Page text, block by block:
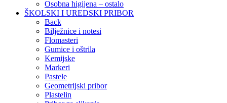
Osobna higijena – ostalo
ŠKOLSKI I UREDSKI PRIBOR
Back
Bilježnice i notesi
Flomasteri
Gumice i oštrila
Kemijske
Markeri
Pastele
Geometrijski pribor
Plastelin